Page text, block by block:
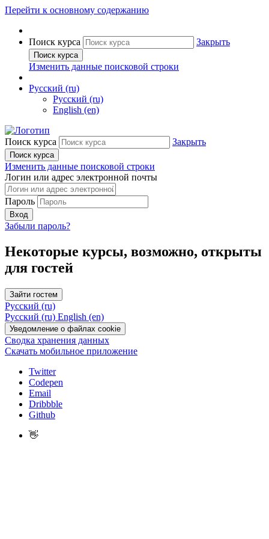
Перейти к основному содержанию
Поиск курса Закрыть
Поиск курса
Изменить данные поисковой строки
Русский ‎(ru)‎
Русский ‎(ru)‎
English ‎(en)‎
Поиск курса Закрыть
Поиск курса
Изменить данные поисковой строки
Логин или адрес электронной почты
Пароль
Вход
Забыли пароль?
Некоторые курсы, возможно, открыты
для гостей
Зайти гостем
Русский ‎(ru)‎
Русский ‎(ru)‎ English ‎(en)‎
Уведомление о файлах cookie
Сводка хранения данных
Скачать мобильное приложение
Twitter
Codepen
Email
Dribbble
Github
👋